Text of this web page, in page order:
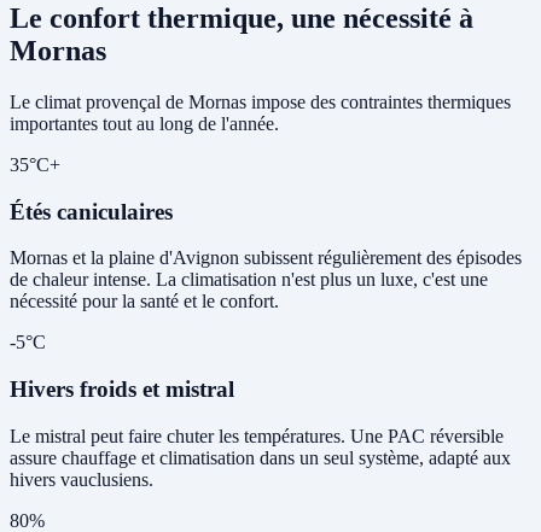
Le confort thermique, une nécessité à
Mornas
Le climat provençal de Mornas impose des contraintes thermiques
importantes tout au long de l'année.
35°C+
Étés caniculaires
Mornas et la plaine d'Avignon subissent régulièrement des épisodes
de chaleur intense. La climatisation n'est plus un luxe, c'est une
nécessité pour la santé et le confort.
-5°C
Hivers froids et mistral
Le mistral peut faire chuter les températures. Une PAC réversible
assure chauffage et climatisation dans un seul système, adapté aux
hivers vauclusiens.
80%